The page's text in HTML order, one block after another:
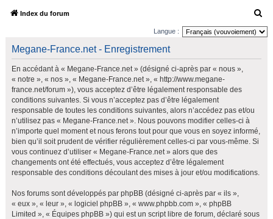
Index du forum
e
Langue :
Megane-France.net - Enregistrement
En accédant à « Megane-France.net » (désigné ci-après par « nous »,
« notre », « nos », « Megane-France.net », « http://www.megane-
france.net/forum »), vous acceptez d’être légalement responsable des
conditions suivantes. Si vous n’acceptez pas d’être légalement
responsable de toutes les conditions suivantes, alors n’accédez pas et/ou
n’utilisez pas « Megane-France.net ». Nous pouvons modifier celles-ci à
n’importe quel moment et nous ferons tout pour que vous en soyez informé,
bien qu’il soit prudent de vérifier régulièrement celles-ci par vous-même. Si
vous continuez d’utiliser « Megane-France.net » alors que des
changements ont été effectués, vous acceptez d’être légalement
responsable des conditions découlant des mises à jour et/ou modifications.
Nos forums sont développés par phpBB (désigné ci-après par « ils »,
« eux », « leur », « logiciel phpBB », « www.phpbb.com », « phpBB
Limited », « Équipes phpBB ») qui est un script libre de forum, déclaré sous